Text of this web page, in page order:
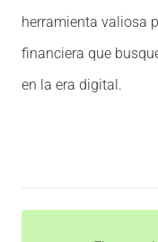
herramienta valiosa
financiera que
en la era digital.